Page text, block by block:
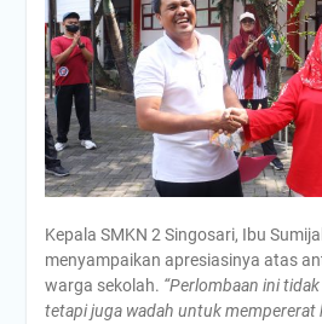
Kepala SMKN 2 Singosari, Ibu
menyampaikan apresiasinya atas
warga sekolah. “Perlombaan ini
tetapi juga wadah untuk mempererat